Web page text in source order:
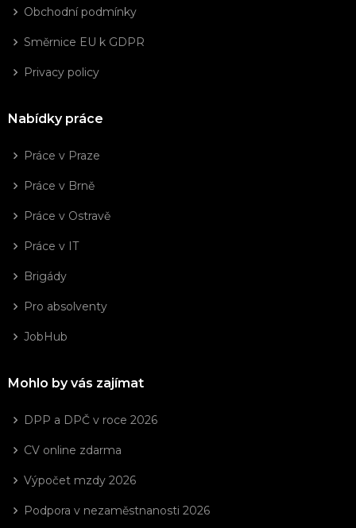
Obchodní podmínky
Směrnice EU k GDPR
Privacy policy
Nabídky práce
Práce v Praze
Práce v Brně
Práce v Ostravě
Práce v IT
Brigády
Pro absolventy
JobHub
Mohlo by vás zajímat
DPP a DPČ v roce 2026
CV online zdarma
Výpočet mzdy 2026
Podpora v nezaměstnanosti 2026